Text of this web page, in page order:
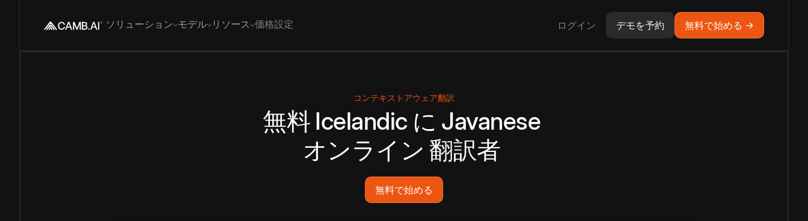
ソリューション モデル リソース 価格設定 ログイン デモを予約 無料で始める →
コンテキストアウェア翻訳
無料 Icelandic に Javanese
オンライン 翻訳者
無料で始める